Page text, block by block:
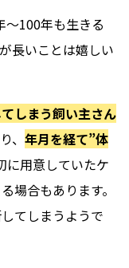
100年も生きる
長いことは嬉しい
しまう飼い主さん
、 年月を経て”体
に用意していたケ
場合もあります。
てしまうようで